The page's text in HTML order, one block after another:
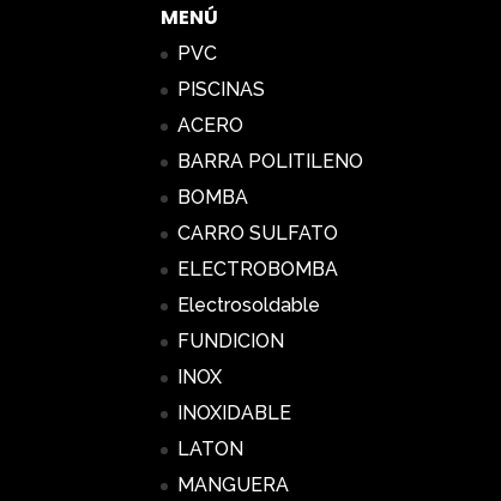
MENÚ
PVC
PISCINAS
ACERO
BARRA POLITILENO
BOMBA
CARRO SULFATO
ELECTROBOMBA
Electrosoldable
FUNDICION
INOX
INOXIDABLE
LATON
MANGUERA